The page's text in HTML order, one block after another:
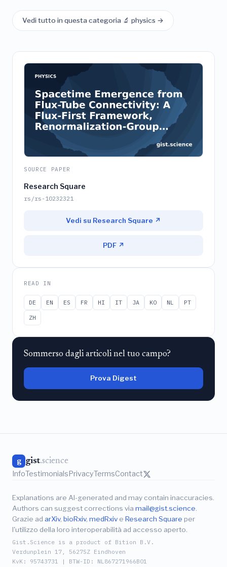
Vedi tutto in questa categoria 🔬 physics →
SOURCE PAPER
Research Square
rs/rs-10232321
Vedi su Research Square ↗
PDF ↗
READ IN
DE EN ES FR HI IT JA KO NL
PT
ZH
Sommerso dagli articoli nel tuo campo?
Prova Digest
g gist.science
InfoTestimonialsPrivacyTermsContact
Explanations are AI-generated and may contain inaccuracies.
Authors can suggest corrections via mail@gist.science
Grazie ad arXiv, bioRxiv, medRxiv e Research Square per
l'utilizzo della loro interoperabilità ad accesso aperto.
Gist.Science is a product of Bition B.V.
Verdunplein 17, 5627SZ Eindhoven
KvK: 95743731 | BTW-ID: NL867271966B01